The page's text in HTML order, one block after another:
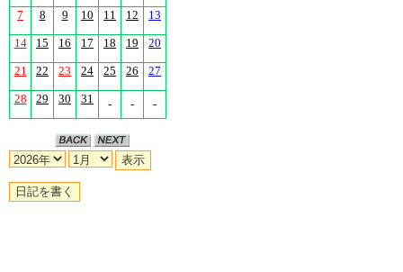
7 8 9 10 11 12 13
14 15 16 17 18 19 20
21 22 23 24 25 26 27
28 29 30 31 - - -